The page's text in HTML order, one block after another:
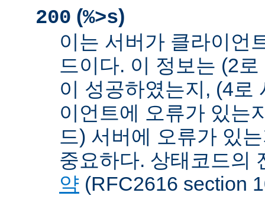
200 (%>s)
이는 서버가 클라이언
드이다. 이 정보는 (2
이 성공하였는지, (4로
이언트에 오류가 있는
드) 서버에 오류가 있
중요하다. 상태코드의
약 (RFC2616 section